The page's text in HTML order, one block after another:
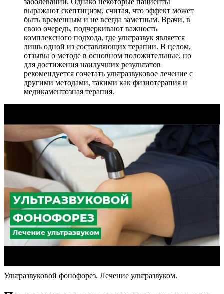
выражают скептицизм, считая, что эффект может
быть временным и не всегда заметным. Врачи, в
свою очередь, подчеркивают важность
комплексного подхода, где ультразвук является
лишь одной из составляющих терапии. В целом,
отзывы о методе в основном положительные, но
для достижения наилучших результатов
рекомендуется сочетать ультразвуковое лечение с
другими методами, такими как физиотерапия и
медикаментозная терапия.
Ультразвуковой фонофорез. Лечение ультразвуком.